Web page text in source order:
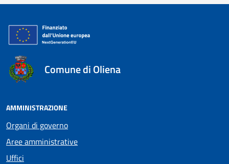
Comune di Oliena
AMMINISTRAZIONE
Organi di governo
Aree amministrative
Uffici